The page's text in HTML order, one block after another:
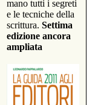
mano tutti i segreti
e le tecniche della
scrittura. Settima
edizione ancora
ampliata